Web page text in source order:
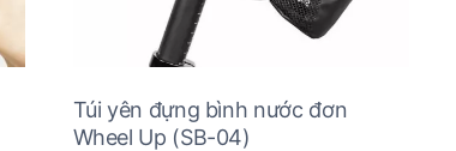
Túi yên đựng bình nước đơn
Wheel Up (SB-04)